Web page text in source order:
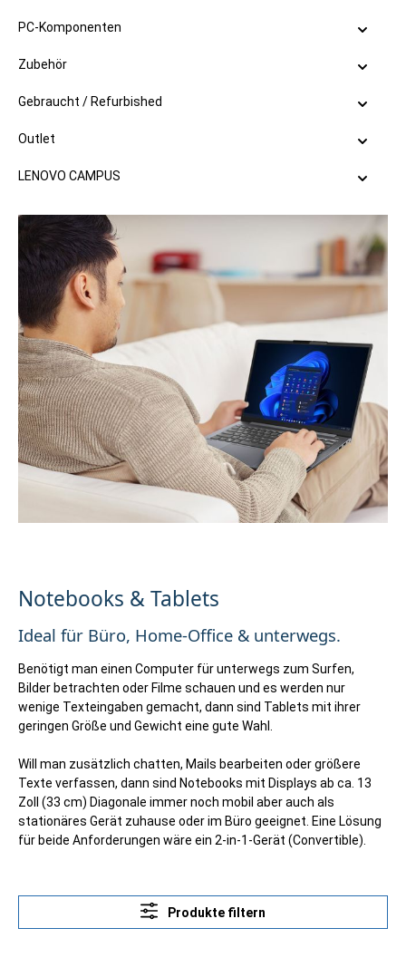
PC-Komponenten
Zubehör
Gebraucht / Refurbished
Outlet
LENOVO CAMPUS
Notebooks & Tablets
Ideal für Büro, Home-Office & unterwegs.
Benötigt man einen Computer für unterwegs zum Surfen,
Bilder betrachten oder Filme schauen und es werden nur
wenige Texteingaben gemacht, dann sind Tablets mit ihrer
geringen Größe und Gewicht eine gute Wahl.
Will man zusätzlich chatten, Mails bearbeiten oder größere
Texte verfassen, dann sind Notebooks mit Displays ab ca. 13
Zoll (33 cm) Diagonale immer noch mobil aber auch als
stationäres Gerät zuhause oder im Büro geeignet. Eine Lösung
für beide Anforderungen wäre ein 2-in-1-Gerät (Convertible).
Produkte filtern